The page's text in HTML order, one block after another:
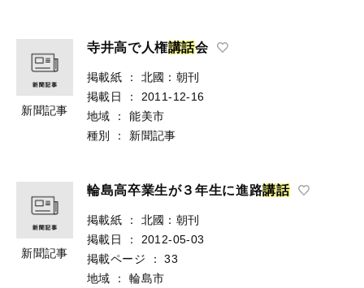
新聞記事
寺井高で人権講話会
掲載紙 ：
北國：朝刊
掲載日
：
2011-12-16
地域
：
能美市
種別
： 新聞記事
新聞記事
輪島高卒業生が３年生に進路講話
掲載紙 ：
北國：朝刊
掲載日
：
2012-05-03
掲載ページ
：
33
地域
：
輪島市